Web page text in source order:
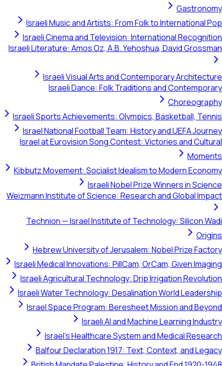
Israeli Music and Artists: From Folk to International
Israeli Cinema and Television: International
Israeli Literature: Amos Oz, A.B. Yehoshua, David
Israeli Visual Arts and Contemporary
Israeli Dance: Folk Traditions and
Israeli Sports Achievements: Olympics, Basketball,
Israel National Football Team: History and UEFA
Israel at Eurovision Song Contest: Victories and
Kibbutz Movement: Socialist Idealism to Modern
Israeli Nobel Prize Winners in
Weizmann Institute of Science: Research and Global
Technion — Israel Institute of Technology: Silicon
Hebrew University of Jerusalem: Nobel Prize
Israeli Medical Innovations: PillCam, OrCam, Given
Israeli Agricultural Technology: Drip Irrigation
Israeli Water Technology: Desalination World
Israel Space Program: Beresheet Mission and
Israeli AI and Machine Learning
Israel's Healthcare System and Medical
Balfour Declaration 1917: Text, Context, and